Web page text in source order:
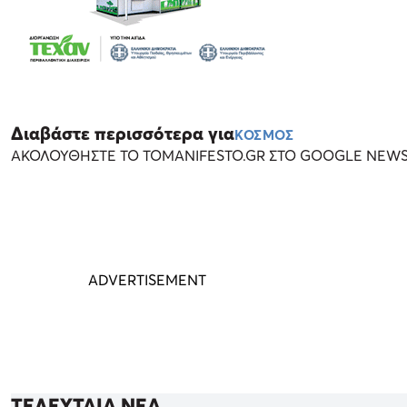
Διαβάστε περισσότερα γιαΚΟΣΜΟΣ
ΑΚΟΛΟΥΘΗΣΤΕ ΤΟ TOMANIFESTO.GR ΣΤΟ GOOGLE